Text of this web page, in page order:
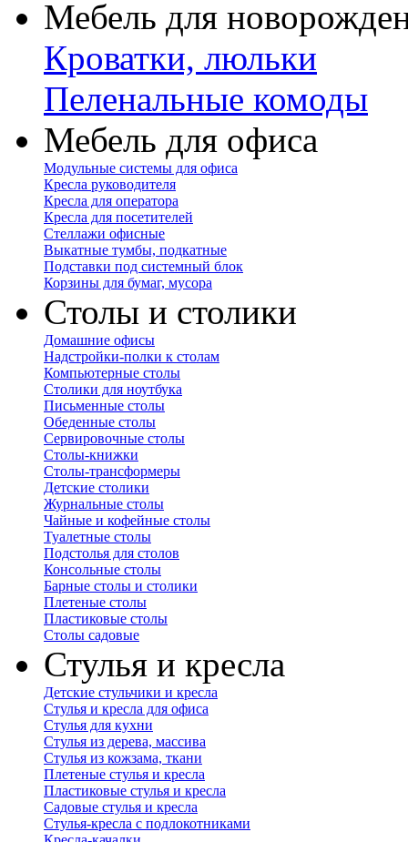
Мебель для
Кроватки, люльки
Пеленальные комоды
Мебель для офиса
Модульные системы для офиса
Кресла руководителя
Кресла для оператора
Кресла для посетителей
Стеллажи офисные
Выкатные тумбы, подкатные
Подставки под системный блок
Корзины для бумаг, мусора
Столы и столики
Домашние офисы
Надстройки-полки к столам
Компьютерные столы
Столики для ноутбука
Письменные столы
Обеденные столы
Сервировочные столы
Столы-книжки
Столы-трансформеры
Детские столики
Журнальные столы
Чайные и кофейные столы
Туалетные столы
Подстолья для столов
Консольные столы
Барные столы и столики
Плетеные столы
Пластиковые столы
Столы садовые
Стулья и кресла
Детские стульчики и кресла
Стулья и кресла для офиса
Стулья для кухни
Стулья из дерева, массива
Стулья из кожзама, ткани
Плетеные стулья и кресла
Пластиковые стулья и кресла
Садовые стулья и кресла
Стулья-кресла с подлокотниками